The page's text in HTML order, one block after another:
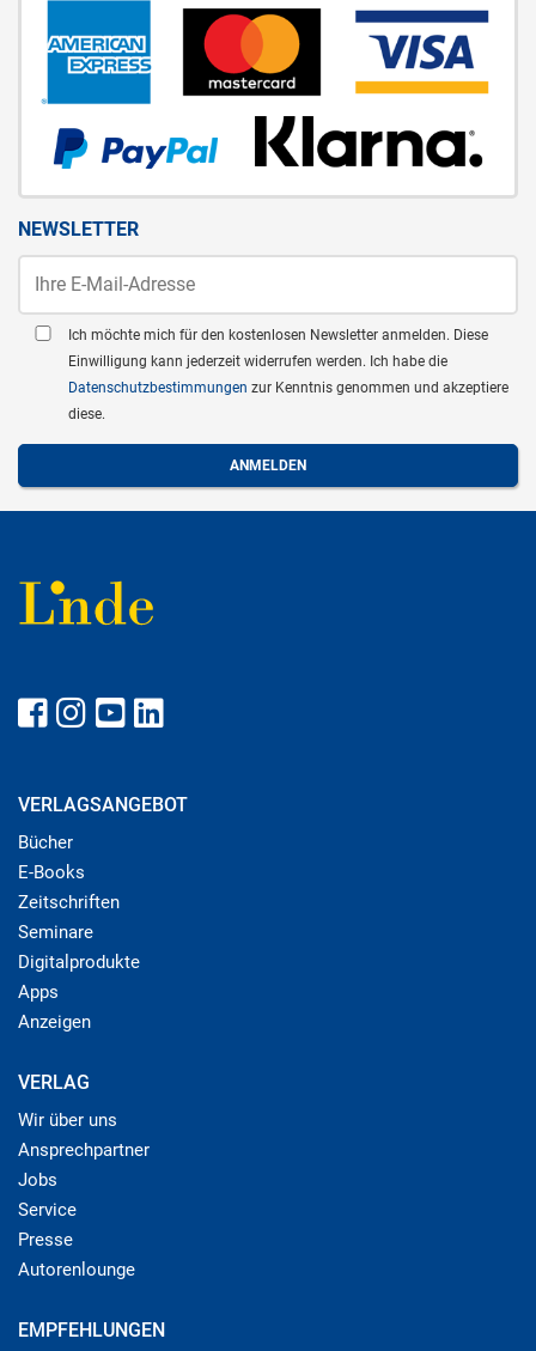
NEWSLETTER
Ich möchte mich für den kostenlosen Newsletter anmelden. Diese
Einwilligung kann jederzeit widerrufen werden. Ich habe die
Datenschutzbestimmungen zur Kenntnis genommen und akzeptiere
diese.
VERLAGSANGEBOT
Bücher
E-Books
Zeitschriften
Seminare
Digitalprodukte
Apps
Anzeigen
VERLAG
Wir über uns
Ansprechpartner
Jobs
Service
Presse
Autorenlounge
EMPFEHLUNGEN